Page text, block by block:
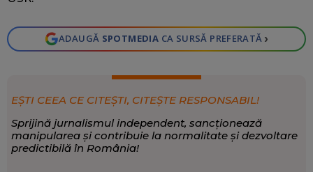
ADAUGĂ SPOTMEDIA CA SURSĂ PREFERATĂ ›
EȘTI CEEA CE CITEȘTI, CITEȘTE RESPONSABIL!
Sprijină jurnalismul independent, sancționează
manipularea și contribuie la normalitate și dezvoltare
predictibilă în România!